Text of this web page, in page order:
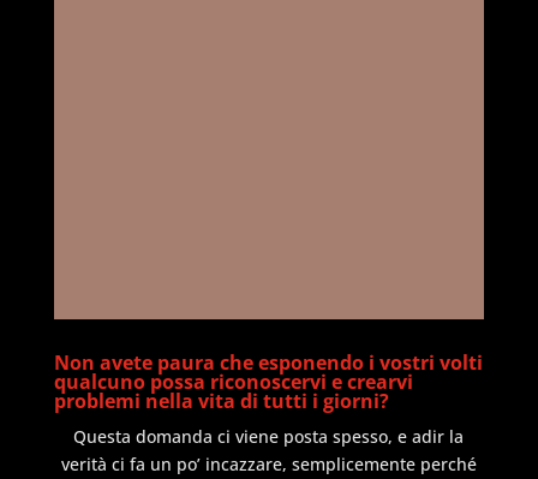
Non avete paura che esponendo i vostri volti
qualcuno possa riconoscervi e crearvi
problemi nella vita di tutti i giorni?
Questa domanda ci viene posta spesso, e adir la
verità ci fa un po’ incazzare, semplicemente perché